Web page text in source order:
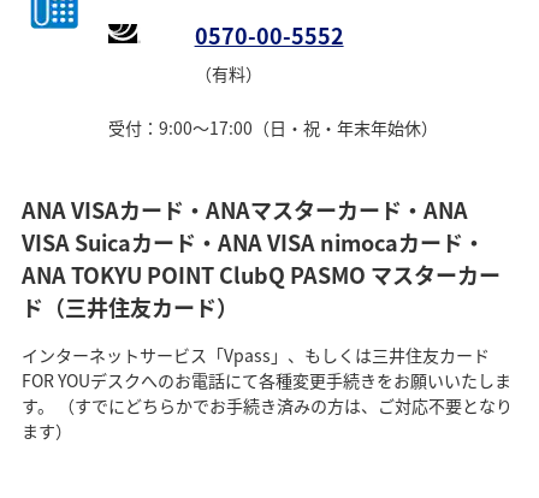
0570-00-5552
（有料）
受付：9:00～17:00（日・祝・年末年始休）
ANA VISAカード・ANAマスターカード・ANA
VISA Suicaカード・ANA VISA nimocaカード・
ANA TOKYU POINT ClubQ PASMO マスターカー
ド（三井住友カード）
インターネットサービス「Vpass」、もしくは三井住友カード
FOR YOUデスクへのお電話にて各種変更手続きをお願いいたしま
す。 （すでにどちらかでお手続き済みの方は、ご対応不要となり
ます）